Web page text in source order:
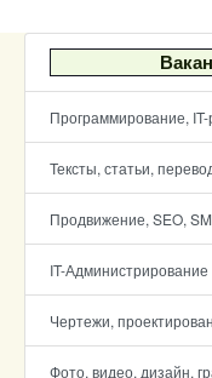
Программирование, IT-
Тексты, статьи,
Продвижение, SEO,
IT-Администрирование
Чертежи,
Фото, видео, дизайн,